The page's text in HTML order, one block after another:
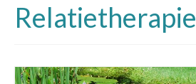
EMDR
Familieopstellingen
Relatietherapie